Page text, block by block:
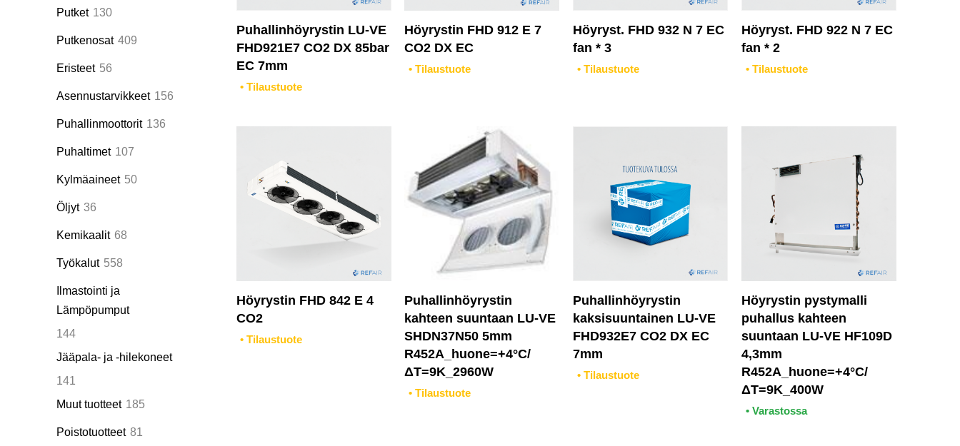
tuotetta
Putket 130130
Putkenosat 409
Eristeet 56
Asennustarvikkeet 156
Puhallinmoottorit 136
Puhaltimet 107
Kylmäaineet 5050
Öljyt 36
Kemikaalit 68
Työkalut 558
Ilmastointi ja
Lämpöpumput
144144
tuotetta
Jääpala- ja -hilekoneet
141
tuotetta
Muut tuotteet 185
Poistotuotteet 81
Puhallinhöyrystin LU-VE
FHD921E7 CO2 DX 85bar
EC 7mm
• Tilaustuote
Höyrystin FHD 912 E 7
CO2 DX EC
• Tilaustuote
Höyryst. FHD 932 N 7 EC
fan * 3
• Tilaustuote
Höyryst. FHD 922 N 7 EC
fan * 2
• Tilaustuote
Höyrystin FHD 842 E 4
CO2
• Tilaustuote
Puhallinhöyrystin
kahteen suuntaan LU-VE
SHDN37N50 5mm
R452A_huone=+4°C/
ΔT=9K_2960W
• Tilaustuote
Puhallinhöyrystin
kaksisuuntainen LU-VE
FHD932E7 CO2 DX EC
7mm
• Tilaustuote
Höyrystin pystymalli
puhallus kahteen
suuntaan LU-VE HF109D
4,3mm
R452A_huone=+4°C/
ΔT=9K_400W
• Varastossa